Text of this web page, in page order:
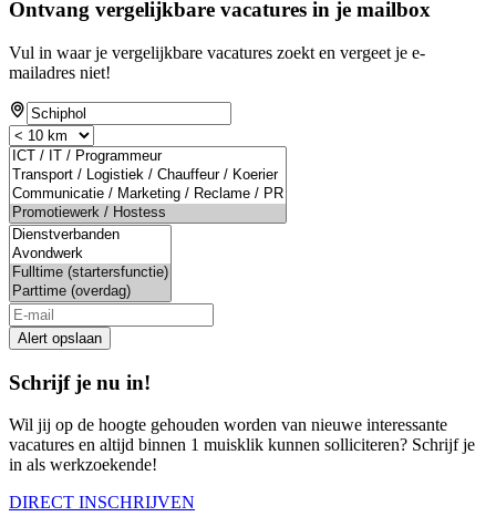
Ontvang vergelijkbare vacatures in je mailbox
Vul in waar je vergelijkbare vacatures zoekt en vergeet je e-
mailadres niet!
Alert opslaan
Schrijf je nu in!
Wil jij op de hoogte gehouden worden van nieuwe interessante
vacatures en altijd binnen 1 muisklik kunnen solliciteren? Schrijf je
in als werkzoekende!
DIRECT INSCHRIJVEN